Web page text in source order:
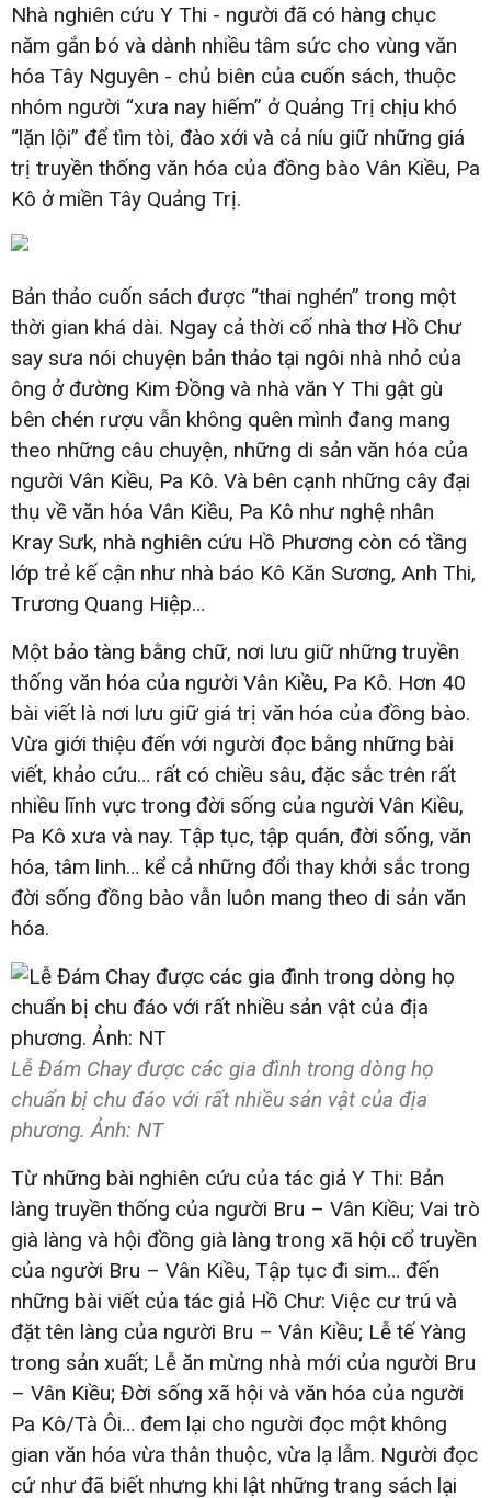
Nhà nghiên cứu Y Thi - người đã có hàng chục
năm gắn bó và dành nhiều tâm sức cho vùng văn
hóa Tây Nguyên - chủ biên của cuốn sách, thuộc
nhóm người “xưa nay hiếm” ở Quảng Trị chịu khó
“lặn lội” để tìm tòi, đào xới và cả níu giữ những giá
trị truyền thống văn hóa của đồng bào Vân Kiều, Pa
Kô ở miền Tây Quảng Trị.
Bản thảo cuốn sách được “thai nghén” trong một
thời gian khá dài. Ngay cả thời cố nhà thơ Hồ Chư
say sưa nói chuyện bản thảo tại ngôi nhà nhỏ của
ông ở đường Kim Đồng và nhà văn Y Thi gật gù
bên chén rượu vẫn không quên mình đang mang
theo những câu chuyện, những di sản văn hóa của
người Vân Kiều, Pa Kô. Và bên cạnh những cây đại
thụ về văn hóa Vân Kiều, Pa Kô như nghệ nhân
Kray Sưk, nhà nghiên cứu Hồ Phương còn có tầng
lớp trẻ kế cận như nhà báo Kô Kăn Sương, Anh Thi,
Trương Quang Hiệp…
Một bảo tàng bằng chữ, nơi lưu giữ những truyền
thống văn hóa của người Vân Kiều, Pa Kô. Hơn 40
bài viết là nơi lưu giữ giá trị văn hóa của đồng bào.
Vừa giới thiệu đến với người đọc bằng những bài
viết, khảo cứu… rất có chiều sâu, đặc sắc trên rất
nhiều lĩnh vực trong đời sống của người Vân Kiều,
Pa Kô xưa và nay. Tập tục, tập quán, đời sống, văn
hóa, tâm linh… kể cả những đổi thay khởi sắc trong
đời sống đồng bào vẫn luôn mang theo di sản văn
hóa.
Lễ Đám Chay được các gia đình trong dòng họ
chuẩn bị chu đáo với rất nhiều sản vật của địa
phương. Ảnh: NT
Từ những bài nghiên cứu của tác giả Y Thi: Bản
làng truyền thống của người Bru – Vân Kiều; Vai trò
già làng và hội đồng già làng trong xã hội cổ truyền
của người Bru – Vân Kiều, Tập tục đi sim… đến
những bài viết của tác giả Hồ Chư: Việc cư trú và
đặt tên làng của người Bru – Vân Kiều; Lễ tế Yàng
trong sản xuất; Lễ ăn mừng nhà mới của người Bru
– Vân Kiều; Đời sống xã hội và văn hóa của người
Pa Kô/Tà Ôi… đem lại cho người đọc một không
gian văn hóa vừa thân thuộc, vừa lạ lẫm. Người đọc
cứ như đã biết nhưng khi lật những trang sách lại